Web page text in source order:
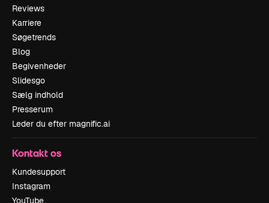
Reviews
Karriere
Søgetrends
Blog
Begivenheder
Slidesgo
Sælg indhold
Presserum
Leder du efter magnific.ai
Kontakt os
Kundesupport
Instagram
YouTube